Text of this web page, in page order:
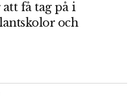
få tag på i
och